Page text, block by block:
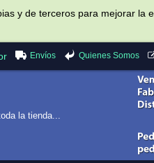
y de terceros para mejorar la
Envíos Quienes Somos